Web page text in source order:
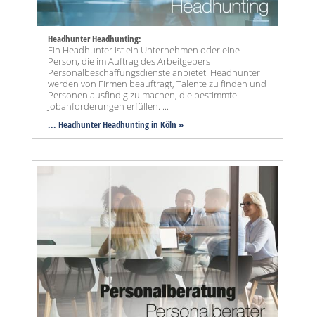
Headhunter Headhunting:
Ein Headhunter ist ein Unternehmen oder eine
Person, die im Auftrag des Arbeitgebers
Personalbeschaffungsdienste anbietet. Headhunter
werden von Firmen beauftragt, Talente zu finden und
Personen ausfindig zu machen, die bestimmte
Jobanforderungen erfüllen. ...
... Headhunter Headhunting in Köln »